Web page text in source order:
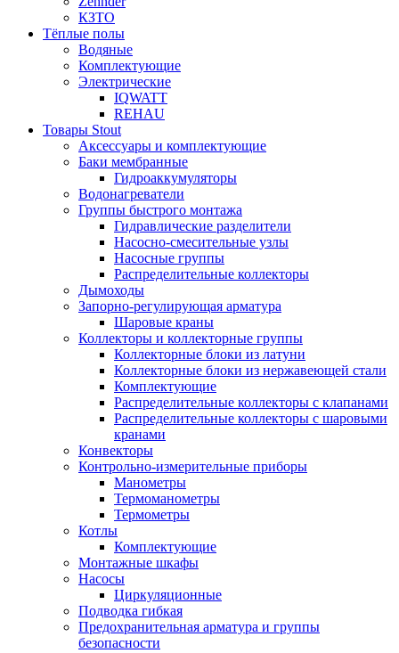
КЗТО
Тёплые полы
Водяные
Комплектующие
Электрические
IQWATT
REHAU
Товары Stout
Аксессуары и комплектующие
Баки мембранные
Гидроаккумуляторы
Водонагреватели
Группы быстрого монтажа
Гидравлические разделители
Насосно-смесительные узлы
Насосные группы
Распределительные коллекторы
Дымоходы
Запорно-регулирующая арматура
Шаровые краны
Коллекторы и коллекторные группы
Коллекторные блоки из латуни
Коллекторные блоки из нержавеющей стали
Комплектующие
Распределительные коллекторы с клапанами
Распределительные коллекторы с шаровыми
кранами
Конвекторы
Контрольно-измерительные приборы
Манометры
Термоманометры
Термометры
Котлы
Комплектующие
Монтажные шкафы
Насосы
Циркуляционные
Подводка гибкая
Предохранительная арматура и группы
безопасности